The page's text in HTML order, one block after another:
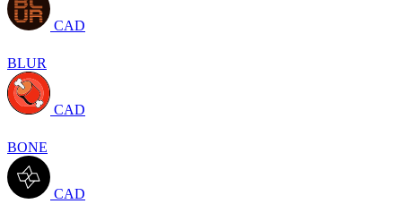
CAD
BLUR
CAD
BONE
CAD